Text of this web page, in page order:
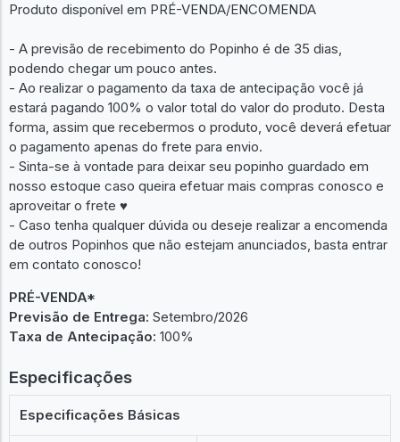
Produto disponível em PRÉ-VENDA/ENCOMENDA
- A previsão de recebimento do Popinho é de 35 dias,
podendo chegar um pouco antes.
- Ao realizar o pagamento da taxa de antecipação você já
estará pagando 100% o valor total do valor do produto. Desta
forma, assim que recebermos o produto, você deverá efetuar
o pagamento apenas do frete para envio.
- Sinta-se à vontade para deixar seu popinho guardado em
nosso estoque caso queira efetuar mais compras conosco e
aproveitar o frete ♥︎
- Caso tenha qualquer dúvida ou deseje realizar a encomenda
de outros Popinhos que não estejam anunciados, basta entrar
em contato conosco!
PRÉ-VENDA*
Previsão de Entrega: Setembro/2026
Taxa de Antecipação: 100%
Especificações
Especificações Básicas